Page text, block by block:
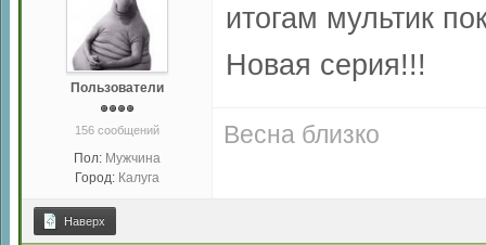
Пользователи
156 сообщений
Пол: Мужчина
Город: Калуга
итогам мультик
Новая серия!!!
Весна близко
Наверх